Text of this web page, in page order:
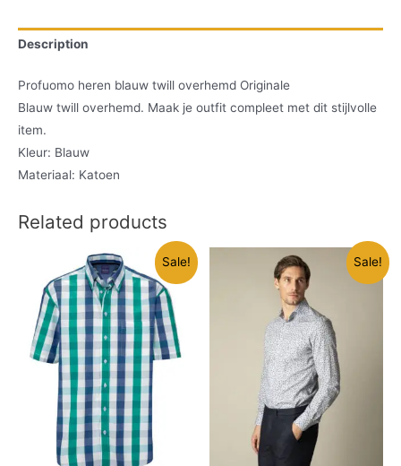
Description
Profuomo heren blauw twill overhemd Originale
Blauw twill overhemd. Maak je outfit compleet met dit stijlvolle
item.
Kleur: Blauw
Materiaal: Katoen
Related products
Sale! Sale!